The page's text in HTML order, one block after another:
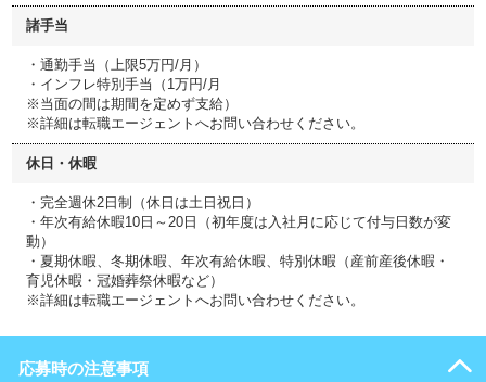
諸手当
・通勤手当（上限5万円/月）
・インフレ特別手当（1万円/月
※当面の間は期間を定めず支給）
※詳細は転職エージェントへお問い合わせください。
休日・休暇
・完全週休2日制（休日は土日祝日）
・年次有給休暇10日～20日（初年度は入社月に応じて付与日数が変
動）
・夏期休暇、冬期休暇、年次有給休暇、特別休暇（産前産後休暇・
育児休暇・冠婚葬祭休暇など）
※詳細は転職エージェントへお問い合わせください。
応募時の注意事項